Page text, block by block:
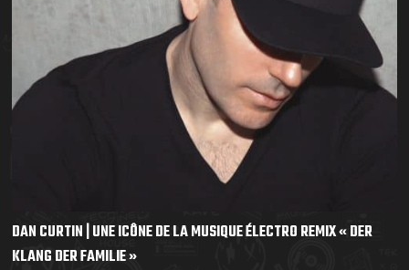
DAN CURTIN | UNE ICÔNE DE LA MUSIQUE ÉLECTRO REMIX « DER
KLANG DER FAMILIE »